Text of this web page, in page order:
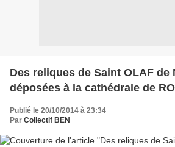
Des reliques de Saint OLAF de
déposées à la cathédrale de
Publié le 20/10/2014 à 23:34
Par Collectif BEN